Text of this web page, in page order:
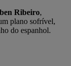
Ribeiro,
plano sofrível,
do espanhol.